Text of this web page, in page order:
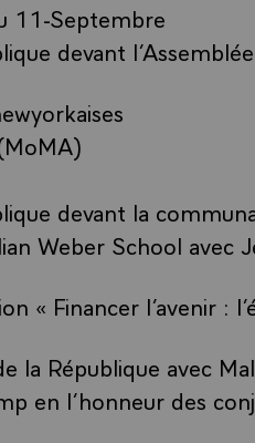
11-Septembre
devant
devant la
Weber School avec
« Financer l’avenir :
la République avec
en l’honneur des